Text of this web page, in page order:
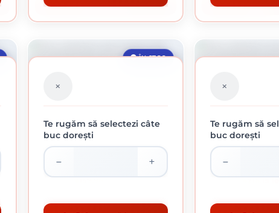
CUMPĂRĂ
ÎN STOC
ROLE ABRAZIVE PE SUPORT DE PÂNZĂ
159.96 lei / buc
Te rugăm să selectezi câte
buc dorești
216.15
Te rugăm să
buc dorești